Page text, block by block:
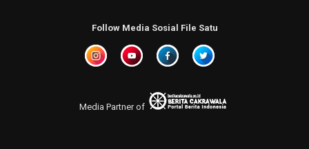
Follow Media Sosial File Satu
Media Partner of